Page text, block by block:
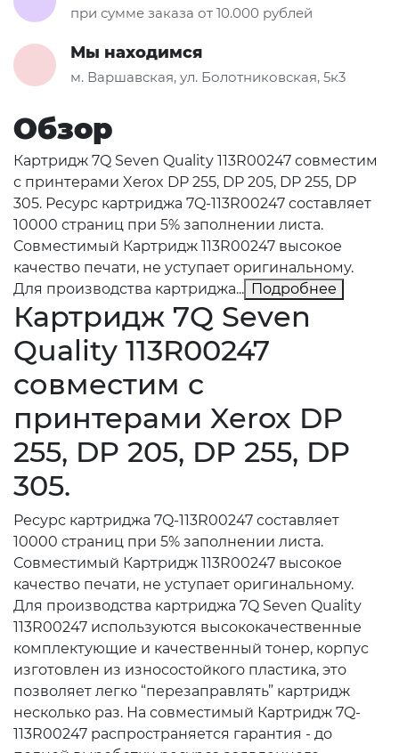
при сумме заказа от 10.000 рублей
Мы находимся
м. Варшавская, ул. Болотниковская, 5к3
Обзор
Картридж 7Q Seven Quality 113R00247 совместим
с принтерами Xerox DP 255, DP 205, DP 255, DP
305. Ресурс картриджа 7Q-113R00247 составляет
10000 страниц при 5% заполнении листа.
Совместимый Картридж 113R00247 высокое
качество печати, не уступает оригинальному.
Для производства картриджа... Подробнее
Картридж 7Q Seven
Quality 113R00247
совместим с
принтерами Xerox DP
255, DP 205, DP 255, DP
305.
Ресурс картриджа 7Q-113R00247 составляет
10000 страниц при 5% заполнении листа.
Совместимый Картридж 113R00247 высокое
качество печати, не уступает оригинальному.
Для производства картриджа 7Q Seven Quality
113R00247 используются высококачественные
комплектующие и качественный тонер, корпус
изготовлен из износостойкого пластика, это
позволяет легко “перезаправлять” картридж
несколько раз. На совместимый Картридж 7Q-
113R00247 распространяется гарантия - до